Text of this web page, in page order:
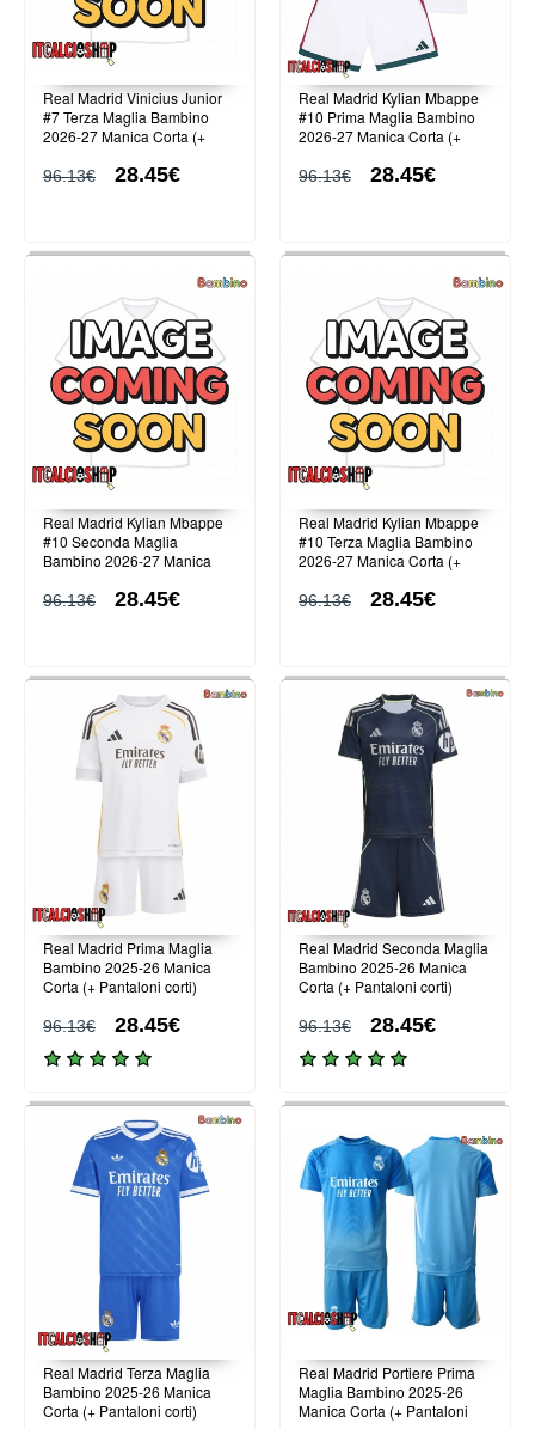
Real Madrid Vinicius Junior
#7 Terza Maglia Bambino
2026-27 Manica Corta (+
96.13€ 28.45€
Real Madrid Kylian Mbappe
#10 Prima Maglia Bambino
2026-27 Manica Corta (+
96.13€ 28.45€
Real Madrid Kylian Mbappe
#10 Seconda Maglia
Bambino 2026-27 Manica
96.13€ 28.45€
Real Madrid Kylian Mbappe
#10 Terza Maglia Bambino
2026-27 Manica Corta (+
96.13€ 28.45€
Real Madrid Prima Maglia
Bambino 2025-26 Manica
Corta (+ Pantaloni corti)
96.13€ 28.45€
Real Madrid Seconda Maglia
Bambino 2025-26 Manica
Corta (+ Pantaloni corti)
96.13€ 28.45€
Real Madrid Terza Maglia
Bambino 2025-26 Manica
Corta (+ Pantaloni corti)
Real Madrid Portiere Prima
Maglia Bambino 2025-26
Manica Corta (+ Pantaloni